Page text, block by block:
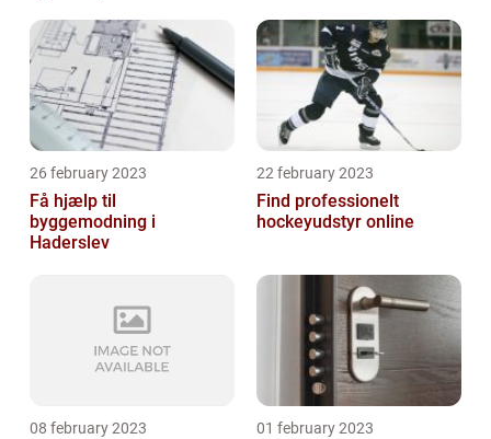
26 february 2023
Få hjælp til
byggemodning i
Haderslev
22 february 2023
Find professionelt
hockeyudstyr online
08 february 2023 01 february 2023